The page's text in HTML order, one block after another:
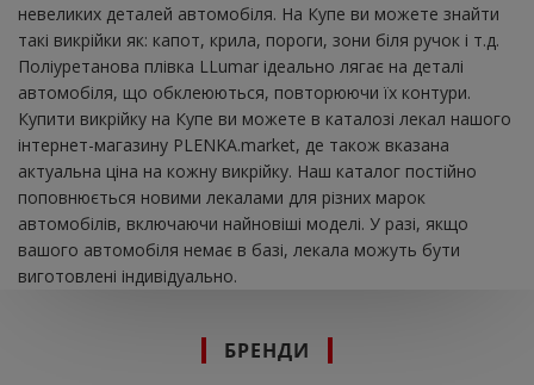
невеликих деталей автомобіля. На Купе ви можете знайти
такі викрійки як: капот, крила, пороги, зони біля ручок і т.д.
Поліуретанова плівка LLumar ідеально лягає на деталі
автомобіля, що обклеюються, повторюючи їх контури.
Купити викрійку на Купе ви можете в каталозі лекал нашого
інтернет-магазину PLENKA.market, де також вказана
актуальна ціна на кожну викрійку. Наш каталог постійно
поповнюється новими лекалами для різних марок
автомобілів, включаючи найновіші моделі. У разі, якщо
вашого автомобіля немає в базі, лекала можуть бути
виготовлені індивідуально.
БРЕНДИ